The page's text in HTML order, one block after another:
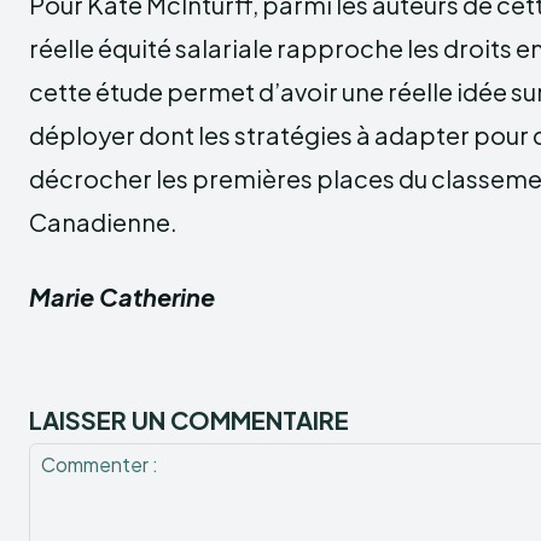
réelle équité salariale rapproche les droits
cette étude permet d’avoir une réelle idée
déployer dont les stratégies à adapter pour
décrocher les premières places du
Canadienne.
Marie Catherine
LAISSER UN COMMENTAIRE